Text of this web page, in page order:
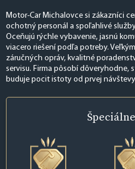
Motor-Car Michalovce si zákazníci
ochotný personál a spoľahlivé
Oceňujú rýchle vybavenie, jasnú
viacero riešení podľa potreby.
záručných opráv, kvalitné
servisu. Firma pôsobí dôveryhodne,
buduje pocit istoty od prvej
Špeciálne